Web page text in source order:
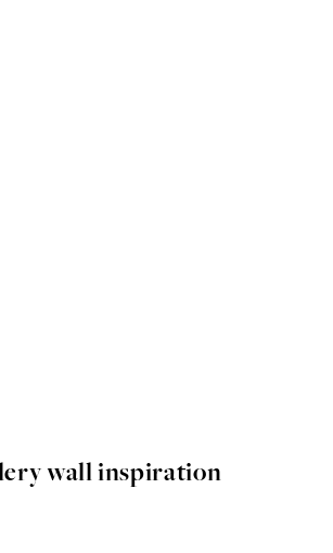
wall inspiration